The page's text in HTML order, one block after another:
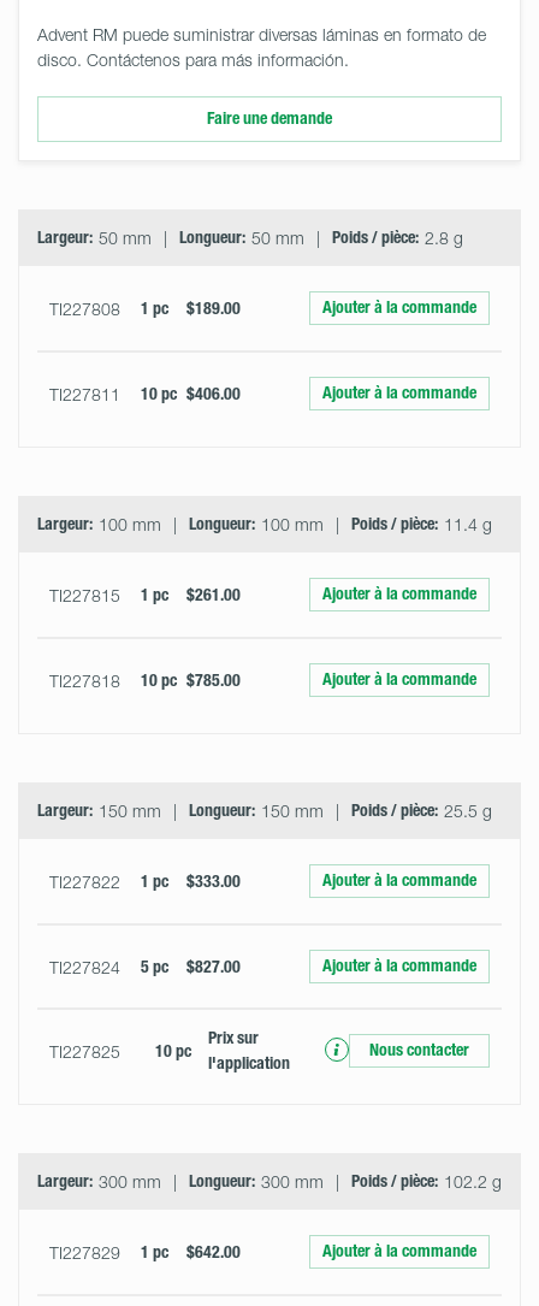
Advent RM puede suministrar diversas láminas en formato de
disco. Contáctenos para más información.
Faire une demande
Largeur: 50 mm Longueur: 50 mm Poids / pièce: 2.8 g
TI227808 1 pc $189.00 Ajouter à la commande
TI227811 10 pc $406.00 Ajouter à la commande
Largeur: 100 mm Longueur: 100 mm Poids / pièce: 11.4 g
TI227815 1 pc $261.00 Ajouter à la commande
TI227818 10 pc $785.00 Ajouter à la commande
Largeur: 150 mm Longueur: 150 mm Poids / pièce: 25.5 g
TI227822 1 pc $333.00 Ajouter à la commande
TI227824 5 pc $827.00 Ajouter à la commande
TI227825 10 pc
Prix ​​sur
l'application
Nous contacter
Largeur: 300 mm Longueur: 300 mm Poids / pièce: 102.2 g
TI227829 1 pc $642.00 Ajouter à la commande